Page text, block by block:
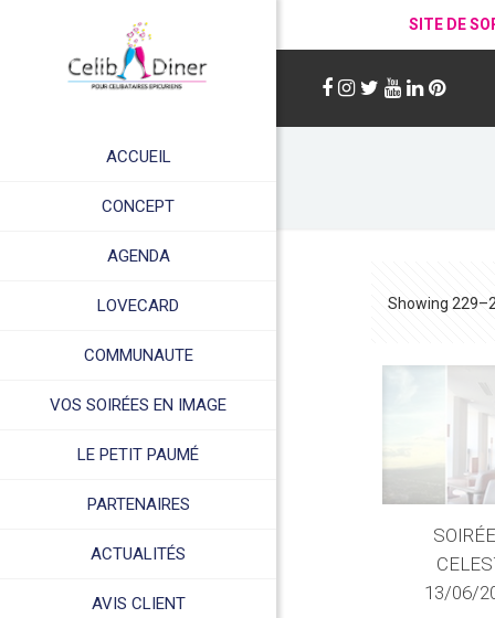
ACCUEIL
CONCEPT
AGENDA
LOVECARD
COMMUNAUTE
VOS SOIRÉES EN IMAGE
LE PETIT PAUMÉ
PARTENAIRES
ACTUALITÉS
AVIS CLIENT
SITE DE
Showing
13/06/